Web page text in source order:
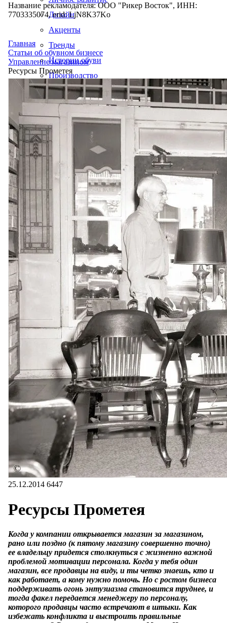
Дизайн
Акценты
Тренды
Истории обуви
Производство
Название рекламодателя: ООО "Рикер Восток", ИНН:
7703335074, erid: LjN8K37Ko
Главная
Статьи об обувном бизнесе
Управление магазином
Ресурсы Прометея
25.12.2014 6447
Ресурсы Прометея
Когда у компании открывается магазин за магазином,
рано или поздно (к пятому магазину совершенно точно)
ее владельцу придется столкнуться с жизненно важной
проблемой мотивации персонала. Когда у тебя один
магазин, все продавцы на виду, и ты четко знаешь, кто и
как работает, а кому нужно помочь. Но с ростом бизнеса
поддерживать огонь энтузиазма становится труднее, и
тогда факел передается менеджеру по персоналу,
которого продавцы часто встречают в штыки. Как
избежать конфликта и выстроить правильные